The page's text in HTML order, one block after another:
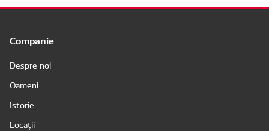
Companie
Despre noi
Oameni
Istorie
Locații